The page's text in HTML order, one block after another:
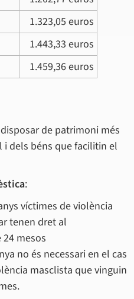
1.323,05 euros
1.443,33 euros
1.459,36 euros
de patrimoni més
dels béns que facilitin el
:
víctimes de violència
tenen dret al
mesos
no és necessari en el cas
masclista que vinguin